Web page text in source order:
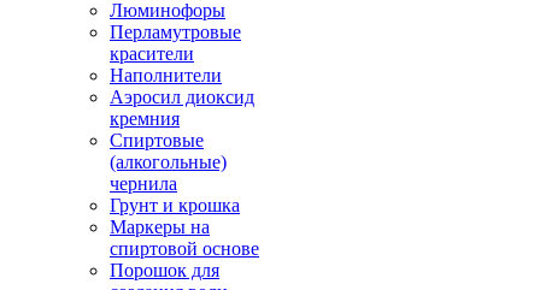
Люминофоры
Перламутровые
красители
Наполнители
Аэросил диоксид
кремния
Спиртовые
(алкогольные)
чернила
Грунт и крошка
Маркеры на
спиртовой основе
Порошок для